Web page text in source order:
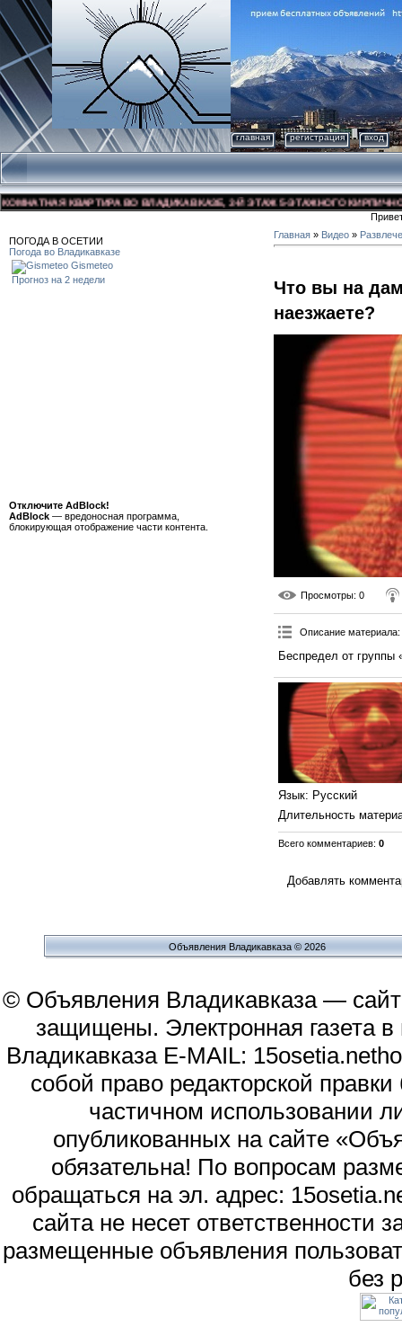
главная регистрация вход
КВАРТИРА ВО ВЛАДИКАВКАЗЕ, 3-Й ЭТАЖ 5-ЭТАЖНОГО
ПОГОДА В ОСЕТИИ
Погода во Владикавказе
Gismeteo
Прогноз на 2 недели
Отключите AdBlock!
AdBlock — вредоносная программа,
блокирующая отображение части контента.
Главная » Видео »
Что вы на
наезжаете?
Просмотры: 0
Описание материала:
Беспредел от группы
Язык: Русский
Длительность
Всего комментариев: 0
Добавлять
Объявления Владикавказа © 2026
© Объявления Владикавказа —
защищены. Электронная газета
Владикавказа E-MAIL:
собой право редакторской
частичном использовании
опубликованных на сайте
обязательна! По вопросам
обращаться на эл. адрес:
сайта не несет
размещенные объявления
без